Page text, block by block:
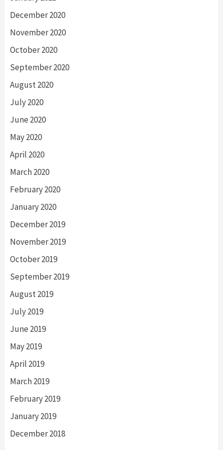
December 2020
November 2020
October 2020
September 2020
August 2020
July 2020
June 2020
May 2020
April 2020
March 2020
February 2020
January 2020
December 2019
November 2019
October 2019
September 2019
August 2019
July 2019
June 2019
May 2019
April 2019
March 2019
February 2019
January 2019
December 2018